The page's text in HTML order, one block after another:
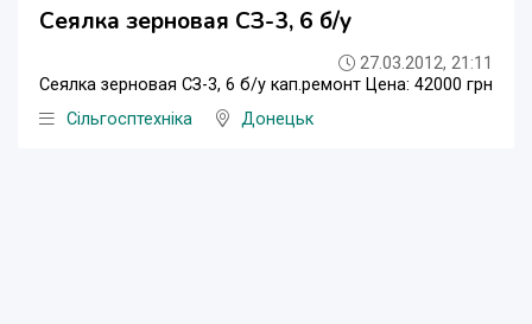
Сеялка зерновая СЗ-3, 6 б/у
27.03.2012, 21:11
Сеялка зерновая СЗ-3, 6 б/у кап.ремонт Цена: 42000 грн
Сільгосптехніка
Донецьк